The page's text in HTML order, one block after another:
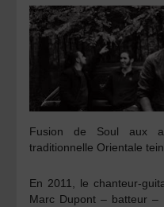
Fusion de Soul aux
traditionnelle Orientale
En 2011, le chanteur-
Marc Dupont – batteur